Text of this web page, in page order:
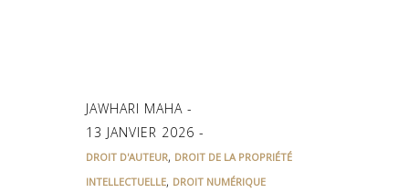
JAWHARI MAHA
13 JANVIER 2026
DROIT D'AUTEUR, DROIT DE LA PROPRIÉTÉ
INTELLECTUELLE, DROIT NUMÉRIQUE